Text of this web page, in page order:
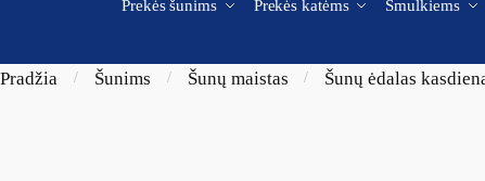
Prekės šunims Prekės katėms Smulkiems
Pradžia / Šunims / Šunų maistas / Šunų ėdalas